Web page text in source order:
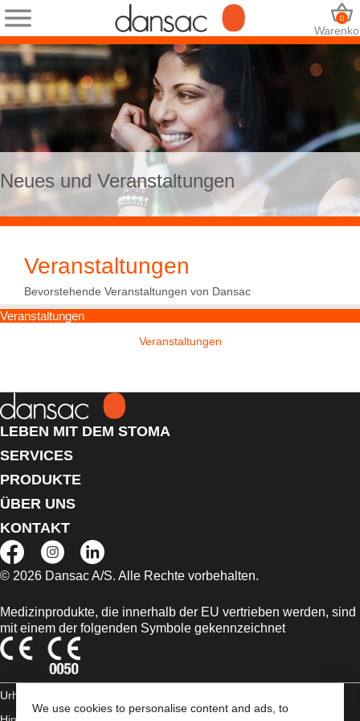
We use cookies to personalise content and ads, to
0
Neues und Veranstaltungen
Veranstaltungen
Bevorstehende Veranstaltungen von Dansac
Veranstaltungen
Veranstaltungen
LEBEN MIT DEM STOMA
SERVICES
PRODUKTE
ÜBER UNS
KONTAKT
© 2026 Dansac A/S. Alle Rechte vorbehalten.
Medizinprodukte, die innerhalb der EU vertrieben werden, sind
mit einem der folgenden Symbole gekennzeichnet
Urheberrechts-